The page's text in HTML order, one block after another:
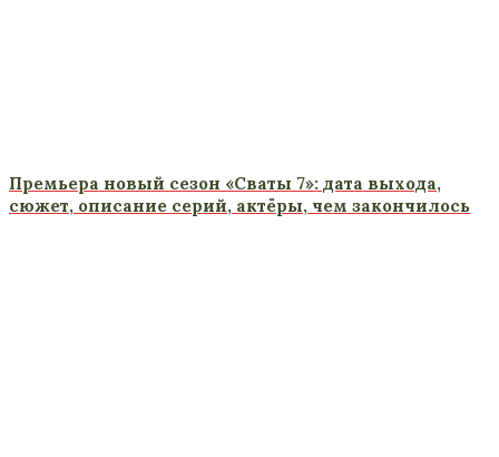
Премьера новый сезон «Сваты 7»: дата выхода,
сюжет, описание серий, актёры, чем закончилось